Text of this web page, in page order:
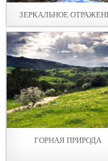
ЗЕРКАЛЬНОЕ
ГОРНАЯ ПРИРОДА